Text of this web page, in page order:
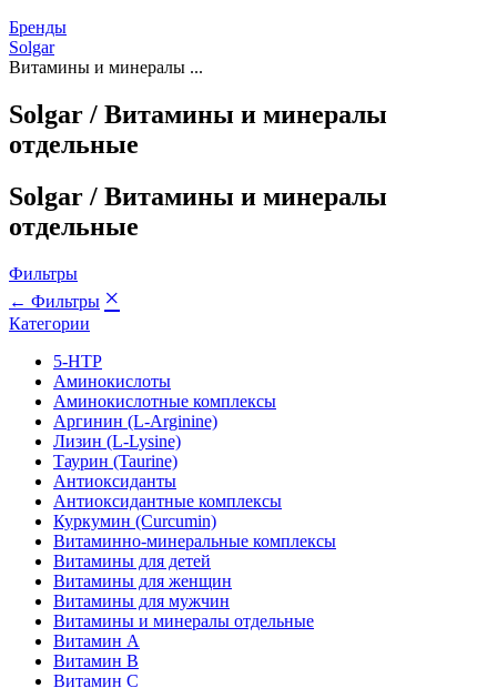
Бренды
Solgar
Витамины и минералы ...
Solgar / Витамины и минералы
отдельные
Solgar / Витамины и минералы
отдельные
Фильтры
← Фильтры ×
Категории
5-HTP
Аминокислоты
Аминокислотные комплексы
Аргинин (L-Arginine)
Лизин (L-Lysine)
Таурин (Taurine)
Антиоксиданты
Антиоксидантные комплексы
Куркумин (Curcumin)
Витаминно-минеральные комплексы
Витамины для детей
Витамины для женщин
Витамины для мужчин
Витамины и минералы отдельные
Витамин A
Витамин B
Витамин C